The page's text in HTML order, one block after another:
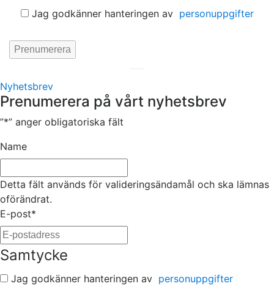
Jag godkänner hanteringen av personuppgifter
Nyhetsbrev
Prenumerera på vårt nyhetsbrev
”*” anger obligatoriska fält
Name
Detta fält används för valideringsändamål och ska lämnas
oförändrat.
E-post*
Samtycke
Jag godkänner hanteringen av personuppgifter